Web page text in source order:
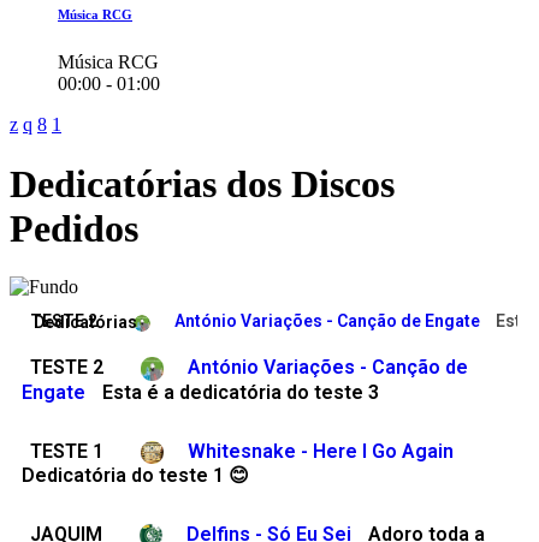
Música RCG
Música RCG
00:00 - 01:00
Dedicatórias dos Discos
Pedidos
Dedicatórias
TESTE 2 António Variações - Canção de Engate Esta
TESTE 2
António Variações - Canção de
Engate
Esta é a dedicatória do teste 3
TESTE 1
Whitesnake - Here I Go Again
Dedicatória do teste 1 😊
JAQUIM Delfins - Só Eu Sei
Adoro toda a